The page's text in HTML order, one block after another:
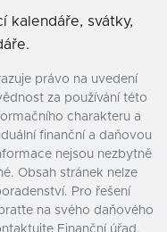
kalendáře, svátky,
právo na uvedení
za používání této
charakteru a
finanční a daňovou
nejsou nezbytně
Obsah stránek nelze
Pro řešení
na svého daňového
Finanční úřad.